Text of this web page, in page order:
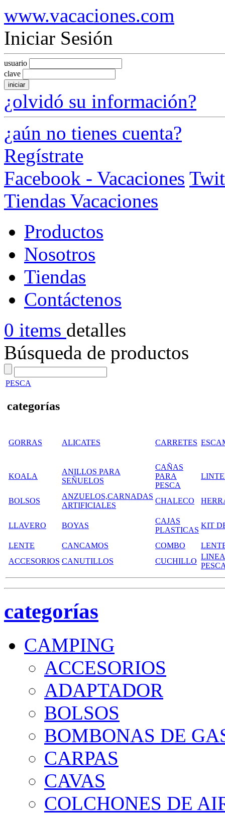
www.vacaciones.com
Iniciar Sesión
usuario
clave
iniciar
¿olvidó su información?
¿aún no tienes cuenta?
Regístrate
Facebook - Vacaciones
Tiendas Vacaciones
Productos
Nosotros
Tiendas
Contáctenos
0 items detalles
Búsqueda de productos
PESCA
categorías
GORRAS ALICATES CARRETES
KOALA
ANILLOS PARA
SEÑUELOS
CAÑAS
PARA
PESCA
BOLSOS
ANZUELOS,CARNADAS
ARTIFICIALES
CHALECO
LLAVERO BOYAS
CAJAS
PLASTICAS
KIT
LENTE CANCAMOS COMBO
ACCESORIOS CANUTILLOS CUCHILLO
categorías
CAMPING
ACCESORIOS
ADAPTADOR
BOLSOS
BOMBONAS DE
CARPAS
CAVAS
COLCHONES DE